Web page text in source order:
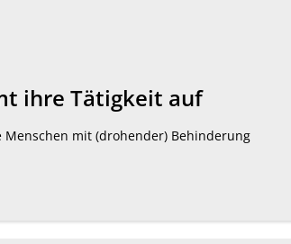
ihre Tätigkeit auf
mit (drohender) Behinderung